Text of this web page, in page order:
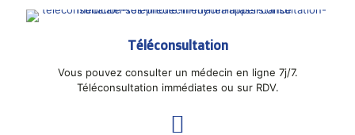
Téléconsultation
Vous pouvez consulter un médecin en ligne 7j/7.
Téléconsultation immédiates ou sur RDV.